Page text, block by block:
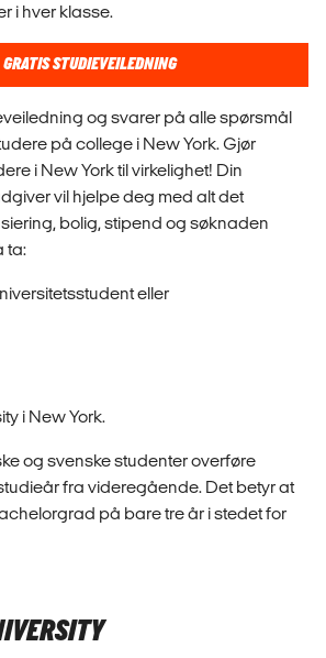
i hver klasse.
GRATIS STUDIEVEILEDNING
og svarer på alle spørsmål
på college i New York. Gjør
i New York til virkelighet! Din
vil hjelpe deg med alt det
bolig, stipend og søknaden
ta:
eller
i New York.
og svenske studenter overføre
fra videregående. Det betyr at
på bare tre år i stedet for